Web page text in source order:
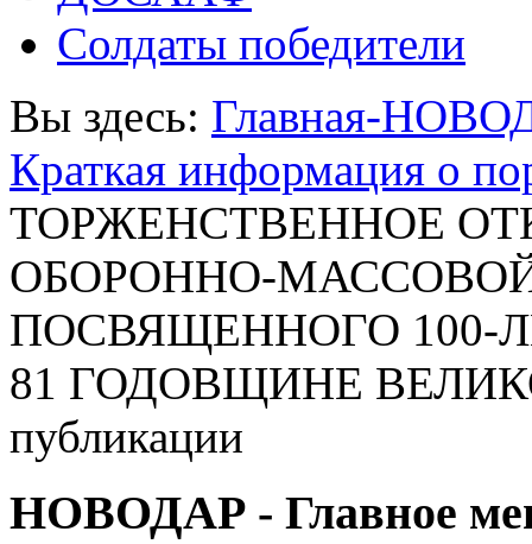
Солдаты победители
Вы здесь: Главная-
Краткая информация о
ТОРЖЕНСТВЕННОЕ
ОБОРОННО-МАССОВОЙ
ПОСВЯЩЕННОГО
81 ГОДОВЩИНЕ
публикации
НОВОДАР - Главное